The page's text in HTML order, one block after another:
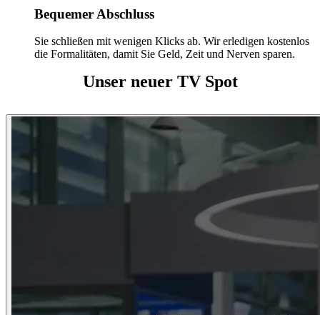
Bequemer Abschluss
Sie schließen mit wenigen Klicks ab. Wir erledigen kostenlos
die Formalitäten, damit Sie Geld, Zeit und Nerven sparen.
Unser neuer TV Spot